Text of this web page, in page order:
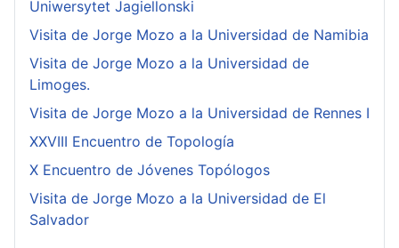
Uniwersytet Jagiellonski
Visita de Jorge Mozo a la Universidad de Namibia
Visita de Jorge Mozo a la Universidad de
Limoges.
Visita de Jorge Mozo a la Universidad de Rennes I
XXVIII Encuentro de Topología
X Encuentro de Jóvenes Topólogos
Visita de Jorge Mozo a la Universidad de El
Salvador